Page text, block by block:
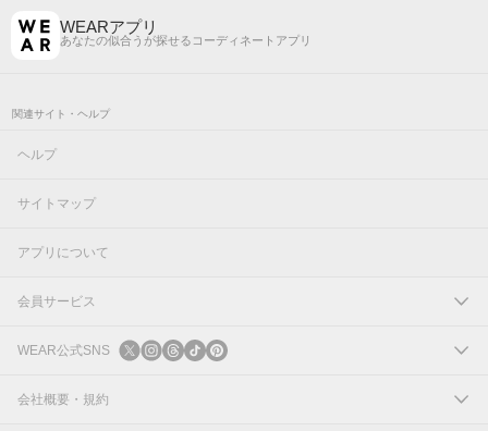
WEARアプリ
あなたの似合うが探せるコーディネートアプリ
関連サイト・ヘルプ
ヘルプ
サイトマップ
アプリについて
会員サービス
ログイン
新規会員登録
WEAR公式SNS
X
会社概要・規約